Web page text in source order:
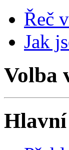
Řeč
Jak
Volba